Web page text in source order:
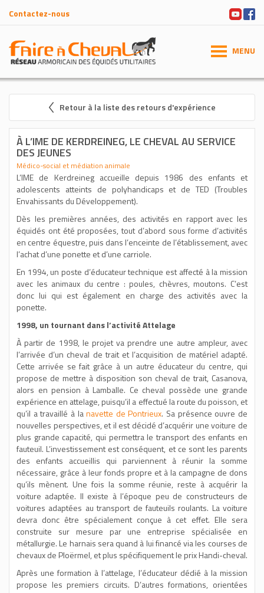
Contactez-nous
MENU
Retour à la liste des retours d'expérience
À L’IME DE KERDREINEG, LE CHEVAL AU SERVICE
DES JEUNES
Médico-social et médiation animale
L’IME de Kerdreineg accueille depuis 1986 des enfants et
adolescents atteints de polyhandicaps et de TED (Troubles
Envahissants du Développement).
Dès les premières années, des activités en rapport avec les
équidés ont été proposées, tout d’abord sous forme d’activités
en centre équestre, puis dans l’enceinte de l’établissement, avec
l’achat d’une ponette et d’une carriole.
En 1994, un poste d’éducateur technique est affecté à la mission
avec les animaux du centre : poules, chèvres, moutons. C’est
donc lui qui est également en charge des activités avec la
ponette.
1998, un tournant dans l’activité Attelage
À partir de 1998, le projet va prendre une autre ampleur, avec
l’arrivée d’un cheval de trait et l’acquisition de matériel adapté.
Cette arrivée se fait grâce à un autre éducateur du centre, qui
propose de mettre à disposition son cheval de trait, Casanova,
alors en pension à Lamballe. Ce cheval possède une grande
expérience en attelage, puisqu’il a effectué la route du poisson, et
qu’il a travaillé à lanavette de Pontrieux. Sa présence ouvre de
nouvelles perspectives, et il est décidé d’acquérir une voiture de
plus grande capacité, qui permettra le transport des enfants en
fauteuil. L’investissement est conséquent, et ce sont les parents
des enfants accueillis qui parviennent à réunir la somme
nécessaire, grâce à leur fonds propre et à la campagne de dons
qu’ils mènent. Une fois la somme réunie, reste à acquérir la
voiture adaptée. Il existe à l’époque peu de constructeurs de
voitures adaptées au transport de fauteuils roulants. La voiture
devra donc être spécialement conçue à cet effet. Elle sera
construite sur mesure par une entreprise spécialisée en
métallurgie. Le harnais sera quand à lui financé via les courses de
chevaux de Ploërmel, et plus spécifiquement le prix Handi-cheval.
Après une formation à l’attelage, l’éducateur dédié à la mission
propose les premiers circuits. D’autres formations, orientées